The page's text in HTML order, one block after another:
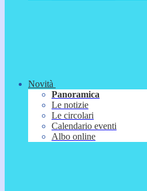
Novità
Panoramica
Le notizie
Le circolari
Calendario eventi
Albo online